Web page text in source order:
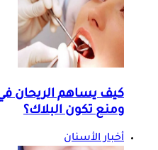
كيف يساهم الريحان
ومنع تكون البلاك؟
أخبار الأسنان